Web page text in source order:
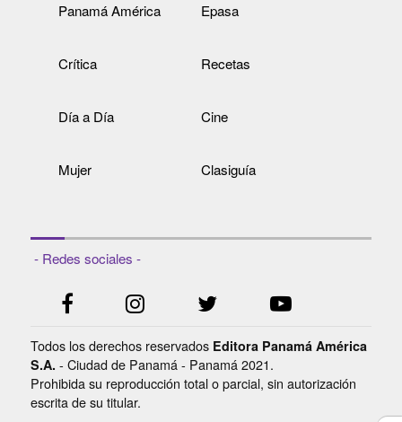
Panamá América Epasa
Crítica Recetas
Día a Día Cine
Mujer Clasiguía
- Redes sociales -
Todos los derechos reservados Editora Panamá América
S.A. - Ciudad de Panamá - Panamá 2021.
Prohibida su reproducción total o parcial, sin autorización
escrita de su titular.